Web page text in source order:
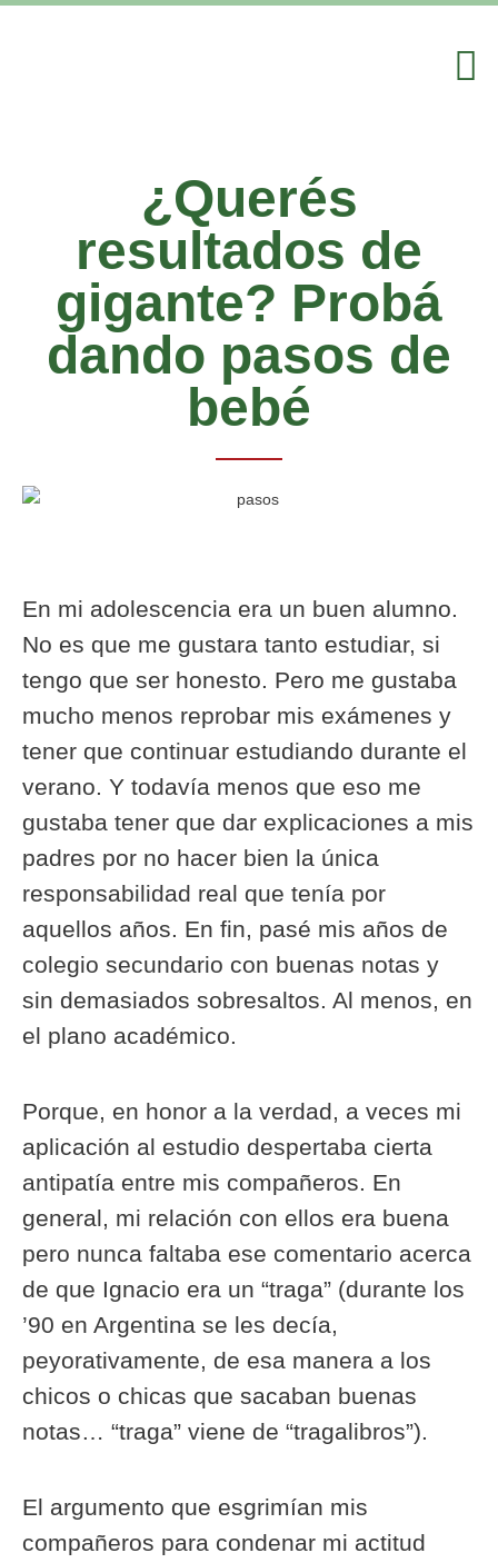
¿Querés
resultados de
gigante? Probá
dando pasos de
bebé
En mi adolescencia era un buen alumno.
No es que me gustara tanto estudiar, si
tengo que ser honesto. Pero me gustaba
mucho menos reprobar mis exámenes y
tener que continuar estudiando durante el
verano. Y todavía menos que eso me
gustaba tener que dar explicaciones a mis
padres por no hacer bien la única
responsabilidad real que tenía por
aquellos años. En fin, pasé mis años de
colegio secundario con buenas notas y
sin demasiados sobresaltos. Al menos, en
el plano académico.
Porque, en honor a la verdad, a veces mi
aplicación al estudio despertaba cierta
antipatía entre mis compañeros. En
general, mi relación con ellos era buena
pero nunca faltaba ese comentario acerca
de que Ignacio era un “traga” (durante los
’90 en Argentina se les decía,
peyorativamente, de esa manera a los
chicos o chicas que sacaban buenas
notas… “traga” viene de “tragalibros”).
El argumento que esgrimían mis
compañeros para condenar mi actitud